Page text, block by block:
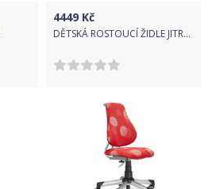
4449 Kč
DĚTSKÁ ROSTOUCÍ ŽIDLE JITRO PLUS DVOUBAREVNÁ BUK LAK/SV. MODRÁ